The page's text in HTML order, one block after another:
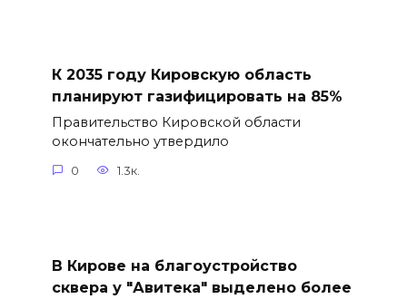
К 2035 году Кировскую область
планируют газифицировать на 85%
Правительство Кировской области
окончательно утвердило
0 1.3к.
В Кирове на благоустройство
сквера у "Авитека" выделено более